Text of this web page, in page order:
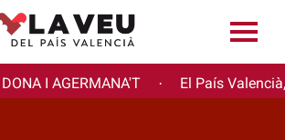
DONA I AGERMANA'T · El País